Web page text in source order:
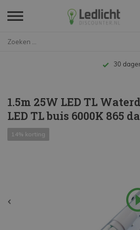
Tot 10
1.5m 25W LED TL
LED TL buis 6000K 865
14% korting